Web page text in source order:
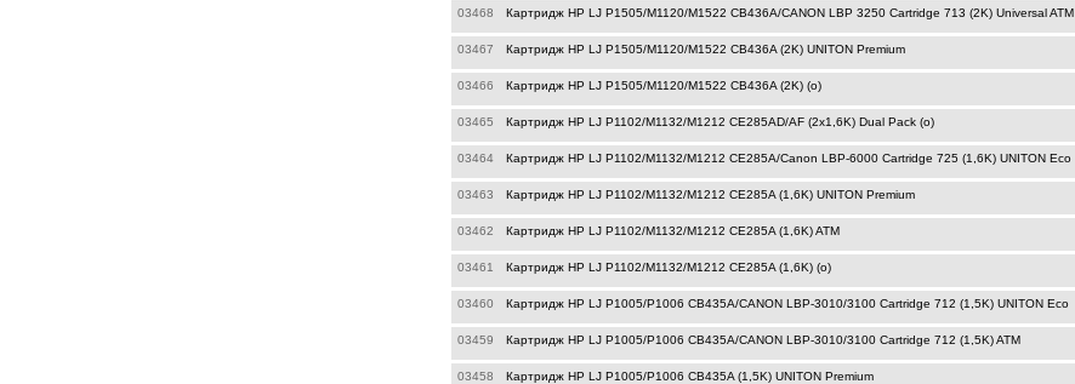
03468 Картридж HP LJ P1505/M1120/M1522 CB436A/CANON LBP 3250 Cartridge 713 (2K) Universal ATM
03467 Картридж HP LJ P1505/M1120/M1522 CB436A (2K) UNITON Premium
03466 Картридж HP LJ P1505/M1120/M1522 CB436A (2K) (o)
03465 Картридж HP LJ P1102/M1132/M1212 CE285AD/AF (2x1,6K) Dual Pack (o)
03464 Картридж HP LJ P1102/M1132/M1212 CE285A/Canon LBP-6000 Cartridge 725 (1,6K) UNITON Eco
03463 Картридж HP LJ P1102/M1132/M1212 CE285A (1,6K) UNITON Premium
03462 Картридж HP LJ P1102/M1132/M1212 CE285A (1,6K) ATM
03461 Картридж HP LJ P1102/M1132/M1212 CE285A (1,6K) (o)
03460 Картридж HP LJ P1005/P1006 CB435A/CANON LBP-3010/3100 Cartridge 712 (1,5K) UNITON Eco
03459 Картридж HP LJ P1005/P1006 CB435A/CANON LBP-3010/3100 Cartridge 712 (1,5K) ATM
03458 Картридж HP LJ P1005/P1006 CB435A (1,5K) UNITON Premium